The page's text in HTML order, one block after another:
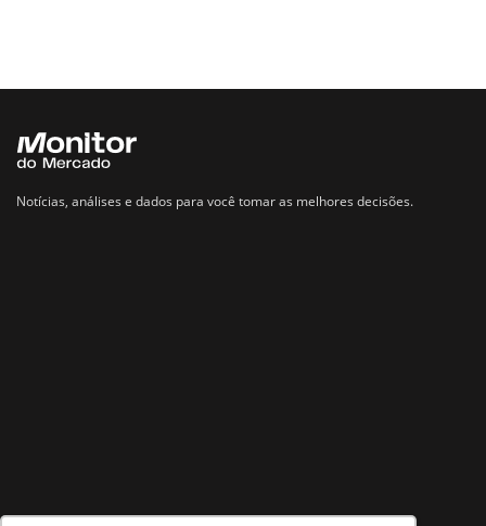
Notícias, análises e dados para você tomar as melhores decisões.